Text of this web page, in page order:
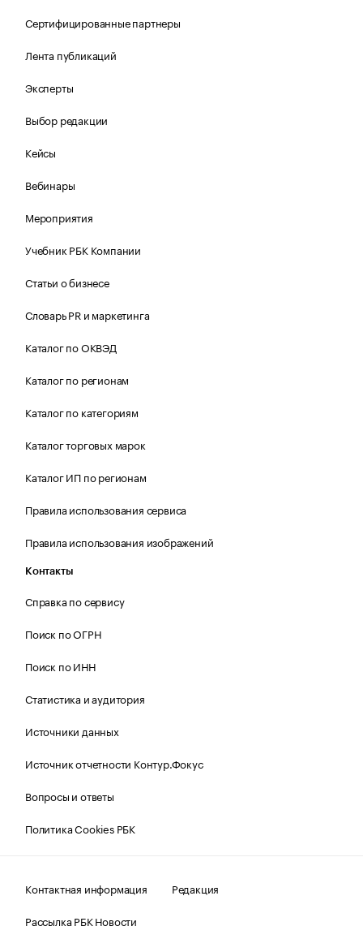
Сертифицированные партнеры
Лента публикаций
Эксперты
Выбор редакции
Кейсы
Вебинары
Мероприятия
Учебник РБК Компании
Статьи о бизнесе
Словарь PR и маркетинга
Каталог по ОКВЭД
Каталог по регионам
Каталог по категориям
Каталог торговых марок
Каталог ИП по регионам
Правила использования сервиса
Правила использования изображений
Контакты
Справка по сервису
Поиск по ОГРН
Поиск по ИНН
Статистика и аудитория
Источники данных
Источник отчетности Контур.Фокус
Вопросы и ответы
Политика Cookies РБК
Контактная информация
Редакция
Рассылка РБК Новости